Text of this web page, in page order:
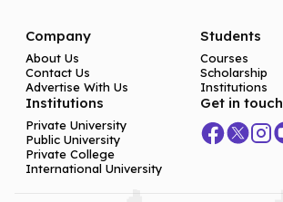
Company
About Us
Contact Us
Advertise With Us
Students
Courses
Scholarship
Institutions
Institutions
Private University
Public University
Private College
International University
Get in touch